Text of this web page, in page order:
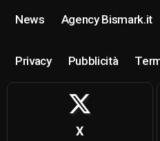
News Agency Bismark.it
Privacy Pubblicità
X